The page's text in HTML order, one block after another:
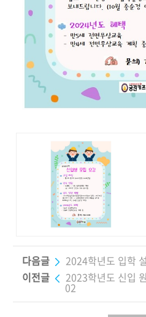
다음글 2024학년도 입학
이전글
2023학년도 신입
02